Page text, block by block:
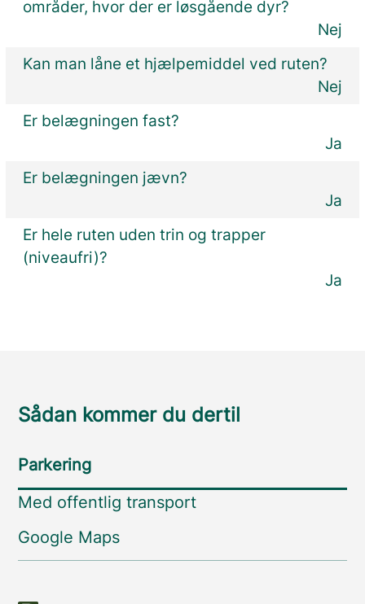
områder, hvor der er løsgående dyr?
Nej
Kan man låne et hjælpemiddel ved ruten?
Nej
Er belægningen fast?
Ja
Er belægningen jævn?
Ja
Er hele ruten uden trin og trapper
(niveaufri)?
Ja
Sådan kommer du dertil
Parkering
Med offentlig transport
Google Maps